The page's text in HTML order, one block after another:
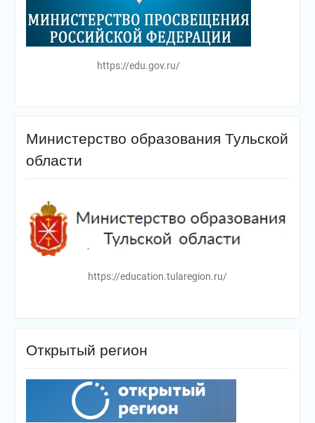
https://edu.gov.ru/
Министерство образования Тульской
области
https://education.tularegion.ru/
Открытый регион